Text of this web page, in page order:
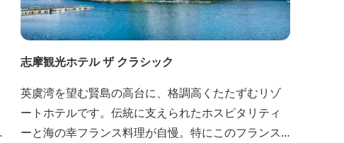
志摩観光ホテル ザ クラシック
英虞湾を望む賢島の高台に、格調高くたたずむリゾ
ートホテルです。伝統に支えられたホスピタリティ
ーと海の幸フランス料理が自慢。特にこのフランス